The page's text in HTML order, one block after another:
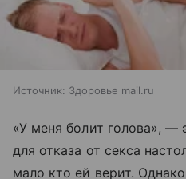
Источник: Здоровье mail.ru
«У меня болит голова», —
для отказа от секса
мало кто ей верит.